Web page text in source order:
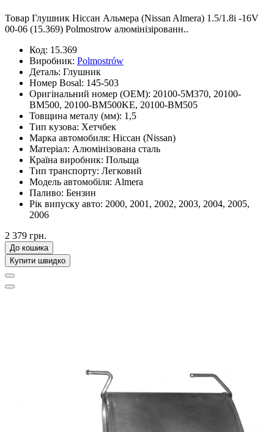
Товар Глушник Ніссан Альмера (Nissan Almera) 1.5/1.8i -16V
00-06 (15.369) Polmostrow алюмінізірованн..
Код: 15.369
Виробник: Polmostrów
Деталь: Глушник
Номер Bosal: 145-503
Оригінальний номер (OEM): 20100-5M370, 20100-
BM500, 20100-BM500KE, 20100-BM505
Товщина металу (мм): 1,5
Тип кузова: Хетчбек
Марка автомобиля: Ніссан (Nissan)
Матеріал: Алюмінізована сталь
Країна виробник: Польща
Тип транспорту: Легковий
Модель автомобіля: Almera
Паливо: Бензин
Рік випуску авто: 2000, 2001, 2002, 2003, 2004, 2005,
2006
2 379 грн.
До кошика
Купити швидко